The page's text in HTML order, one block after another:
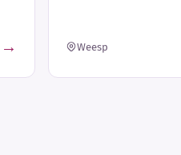
→ Weesp